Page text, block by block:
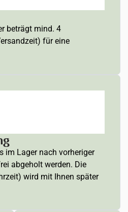
beträgt mind. 4
für eine
im Lager nach vorheriger
abgeholt werden. Die
wird mit Ihnen später